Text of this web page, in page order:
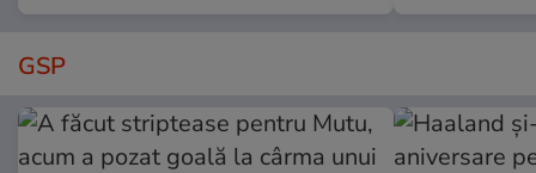
GSP